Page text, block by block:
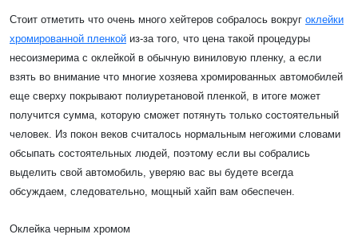
Стоит отметить что очень много хейтеров собралось вокруг оклейки
хромированной пленкой из-за того, что цена такой процедуры
несоизмерима с оклейкой в обычную виниловую пленку, а если
взять во внимание что многие хозяева хромированных автомобилей
еще сверху покрывают полиуретановой пленкой, в итоге может
получится сумма, которую сможет потянуть только состоятельный
человек. Из покон веков считалось нормальным негожими словами
обсыпать состоятельных людей, поэтому если вы собрались
выделить свой автомобиль, уверяю вас вы будете всегда
обсуждаем, следовательно, мощный хайп вам обеспечен.
Оклейка черным хромом